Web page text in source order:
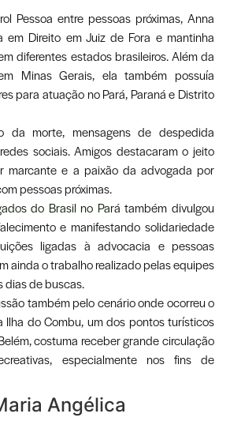
Pessoa entre pessoas próximas, Anna
em Direito em Juiz de Fora e mantinha
diferentes estados brasileiros. Além da
Minas Gerais, ela também possuía
para atuação no Pará, Paraná e Distrito
da morte, mensagens de despedida
sociais. Amigos destacaram o jeito
marcante e a paixão da advogada por
pessoas próximas.
do Brasil no Pará também divulgou
e manifestando solidariedade
ligadas à advocacia e pessoas
ainda o trabalho realizado pelas equipes
dias de buscas.
também pelo cenário onde ocorreu o
Ilha do Combu, um dos pontos turísticos
costuma receber grande circulação
especialmente nos fins de
Angélica